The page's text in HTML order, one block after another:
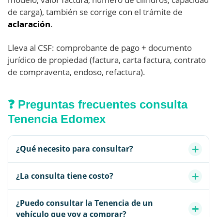
de carga), también se corrige con el trámite de
aclaración.
Lleva al CSF: comprobante de pago + documento
jurídico de propiedad (factura, carta factura, contrato
de compraventa, endoso, refactura).
❓ Preguntas frecuentes consulta
Tenencia Edomex
¿Qué necesito para consultar?
¿La consulta tiene costo?
¿Puedo consultar la Tenencia de un
vehículo que voy a comprar?